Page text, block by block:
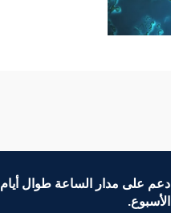
دعم على مدار الساعة طوال أيام
الأسبوع.